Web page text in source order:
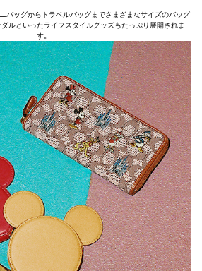
バッグからトラベルバッグまでさまざまなサイズのバッグ
ルといったライフスタイルグッズもたっぷり展開されま
す。